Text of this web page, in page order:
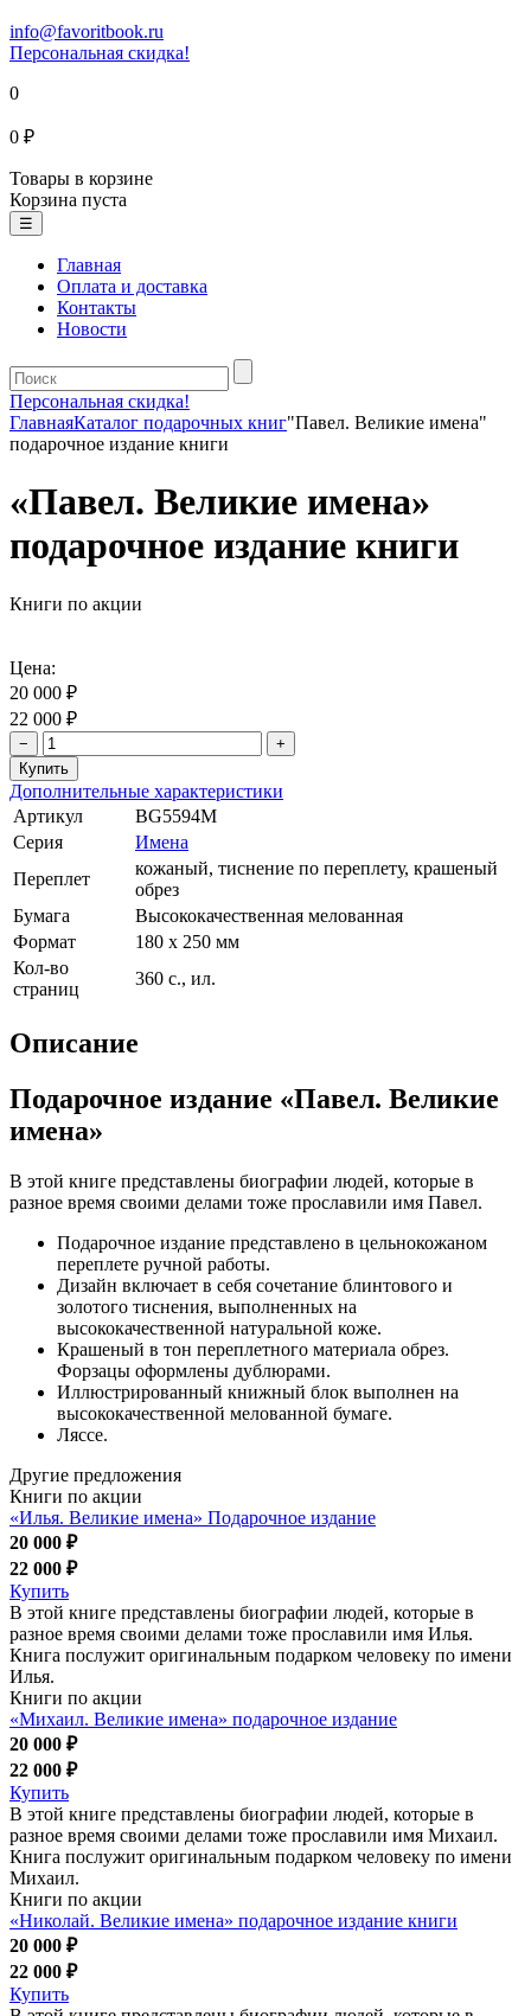
info@favoritbook.ru
Персональная скидка!
0
0 ₽
Товары в корзине
Корзина пуста
☰
Главная
Оплата и доставка
Контакты
Новости
Персональная скидка!
ГлавнаяКаталог подарочных книг"Павел. Великие имена"
подарочное издание книги
«Павел. Великие имена»
подарочное издание книги
Книги по акции
Цена:
20 000 ₽
22 000 ₽
− +
Дополнительные характеристики
Артикул
BG5594M
Серия
Имена
Переплет
кожаный, тиснение по переплету, крашеный
обрез
Бумага
Высококачественная мелованная
Формат
180 х 250 мм
Кол-во
страниц
360 с., ил.
Описание
Подарочное издание «Павел. Великие
имена»
В этой книге представлены биографии людей, которые в
разное время своими делами тоже прославили имя Павел.
Подарочное издание представлено в цельнокожаном
переплете ручной работы.
Дизайн включает в себя сочетание блинтового и
золотого тиснения, выполненных на
высококачественной натуральной коже.
Крашеный в тон переплетного материала обрез.
Форзацы оформлены дублюрами.
Иллюстрированный книжный блок выполнен на
высококачественной мелованной бумаге.
Ляссе.
Другие предложения
Книги по акции
«Илья. Великие имена» Подарочное издание
20 000 ₽
22 000 ₽
Купить
В этой книге представлены биографии людей, которые в
разное время своими делами тоже прославили имя Илья.
Книга послужит оригинальным подарком человеку по имени
Илья.
Книги по акции
«Михаил. Великие имена» подарочное издание
20 000 ₽
22 000 ₽
Купить
В этой книге представлены биографии людей, которые в
разное время своими делами тоже прославили имя Михаил.
Книга послужит оригинальным подарком человеку по имени
Михаил.
Книги по акции
«Николай. Великие имена» подарочное издание книги
20 000 ₽
22 000 ₽
Купить